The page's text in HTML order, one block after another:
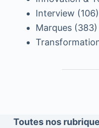
Interview (106)
Marques(383)
Toutes nos